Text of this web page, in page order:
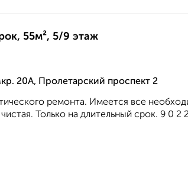
55м², 5/9 этаж
20А, Пролетарский проспект 2
ремонта. Имеется все
Только на длительный срок. 9 0 2